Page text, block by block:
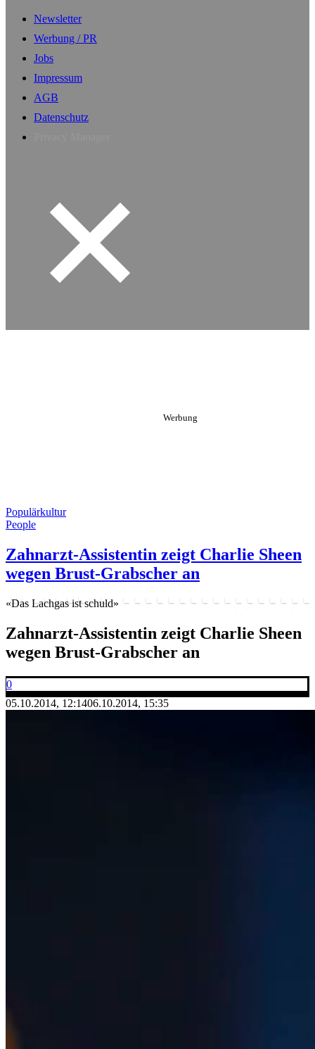
Newsletter
Werbung / PR
Jobs
Impressum
AGB
Datenschutz
Populärkultur
People
Zahnarzt-Assistentin zeigt Charlie Sheen
wegen Brust-Grabscher an
«Das Lachgas ist schuld»
Zahnarzt-Assistentin zeigt Charlie Sheen
wegen Brust-Grabscher an
0
05.10.2014, 12:1406.10.2014, 15:35